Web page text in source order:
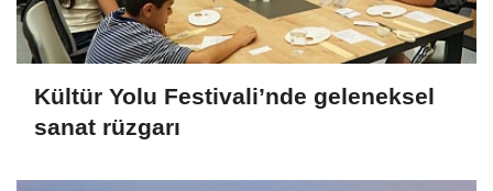
Kültür Yolu Festivali’nde geleneksel
sanat rüzgarı